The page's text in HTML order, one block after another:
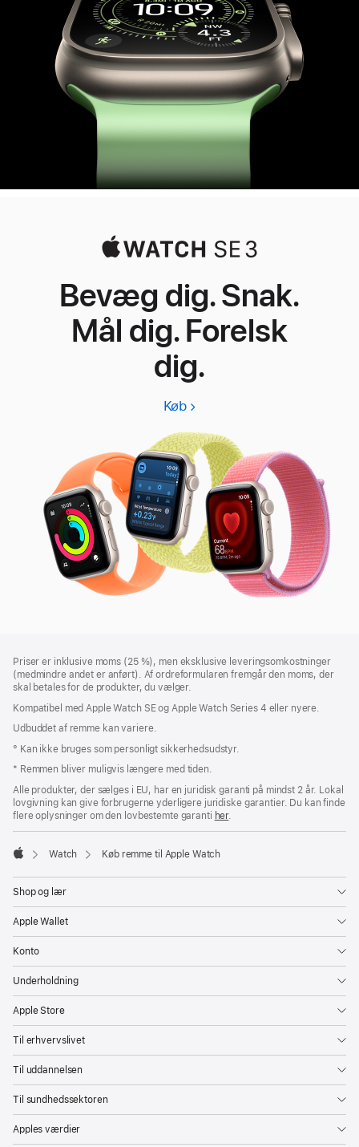
Bevæg dig. Snak.
Mål dig. Forelsk
dig.
KøbApple
SE
3
Priser er inklusive moms (25 %), men eksklusive leveringsomkostninger
(medmindre andet er anført). Af ordreformularen fremgår den moms, der
skal betales for de produkter, du vælger.
Kompatibel med Apple Watch SE og Apple Watch Series 4 eller nyere.
Udbuddet af remme kan variere.
° Kan ikke bruges som personligt sikkerhedsudstyr.
* Remmen bliver muligvis længere med tiden.
Alle produkter, der sælges i EU, har en juridisk garanti på mindst 2 år. Lokal
lovgivning kan give forbrugerne yderligere juridiske garantier. Du kan finde
flere oplysninger om den lovbestemte garanti her.
Watch Køb remme til Apple Watch
Shop og lær
Apple Wallet
Konto
Underholdning
Apple Store
Til erhvervslivet
Til uddannelsen
Til sundhedssektoren
Apples værdier